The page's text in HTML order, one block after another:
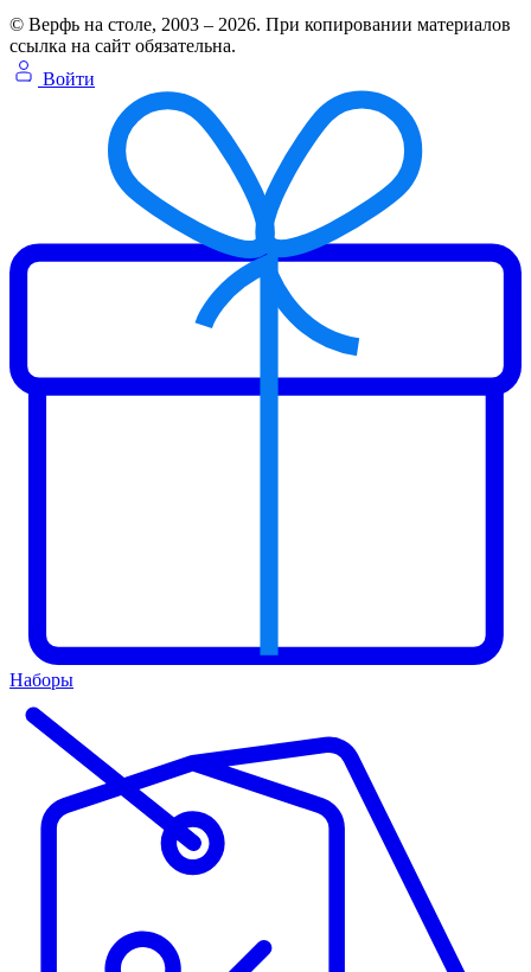
© Верфь на столе, 2003 – 2026. При копировании материалов
ссылка на сайт обязательна.
Войти
Наборы